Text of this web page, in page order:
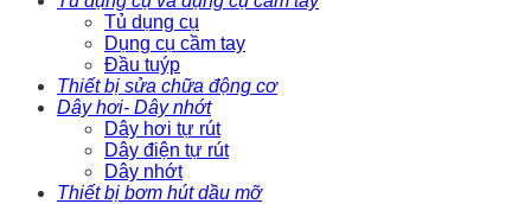
Tủ dụng cụ
Dụng cụ cầm tay
Đầu tuýp
Thiết bị sửa chữa động cơ
Dây hơi- Dây nhớt
Dây hơi tự rút
Dây điện tự rút
Dây nhớt
Thiết bị bơm hút dầu mỡ